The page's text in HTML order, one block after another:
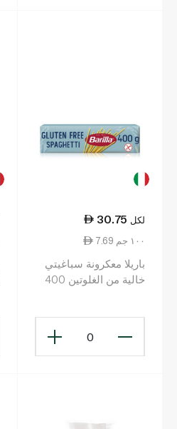
30.75 لكل
7.69 ١٠٠ جم
باريلا معكرونة سباغيتي
خالية من الغلوتين 400
0